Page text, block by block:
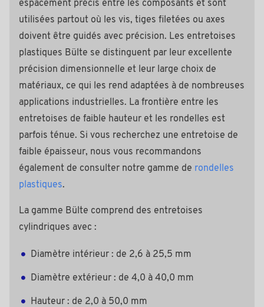
espacement précis entre les composants et sont
utilisées partout où les vis, tiges filetées ou axes
doivent être guidés avec précision. Les entretoises
plastiques Bülte se distinguent par leur excellente
précision dimensionnelle et leur large choix de
matériaux, ce qui les rend adaptées à de nombreuses
applications industrielles. La frontière entre les
entretoises de faible hauteur et les rondelles est
parfois ténue. Si vous recherchez une entretoise de
faible épaisseur, nous vous recommandons
également de consulter notre gamme de rondelles
plastiques.
La gamme Bülte comprend des entretoises
cylindriques avec :
Diamètre intérieur : de 2,6 à 25,5 mm
Diamètre extérieur : de 4,0 à 40,0 mm
Hauteur : de 2,0 à 50,0 mm